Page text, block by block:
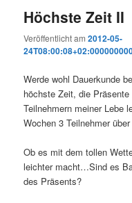
Höchste Zeit II
Veröffentlicht am2012-05-
Werde wohl Dauerkunde
höchste Zeit, die
Teilnehmern meiner Lebe
Wochen 3 Teilnehmer
Ob es mit dem tollen
leichter macht…Sind es
des Präsents?